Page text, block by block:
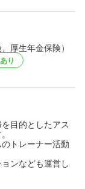
厚生年金保険）
り
目的としたアス
トレーナー活動
ンなども運営し